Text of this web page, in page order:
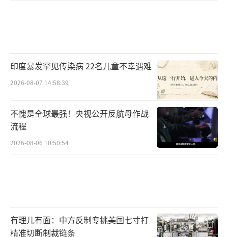
印度暴发罕见传染病 22名儿童不幸遇难
2026-08-07 14:58:39
不愧是全球最强！央视公开反航母作战
流程
2026-08-06 10:50:54
有理儿有面：中方反制专挑美国七寸打
精准切断制裁链条